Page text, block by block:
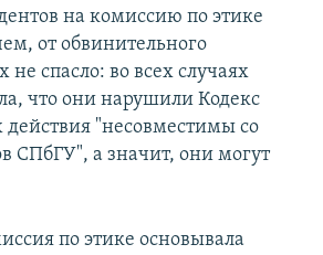
на комиссию по этике
от обвинительного
не спасло: во всех случаях
что они нарушили Кодекс
действия "несовместимы со
СПбГУ", а значит, они могут
по этике основывала